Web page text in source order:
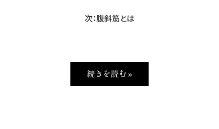
次：腹斜筋とは
続きを読む »